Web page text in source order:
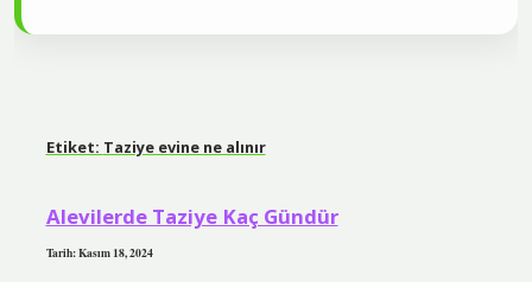
Etiket: Taziye evine ne alınır
Alevilerde Taziye Kaç Gündür
Tarih: Kasım 18, 2024